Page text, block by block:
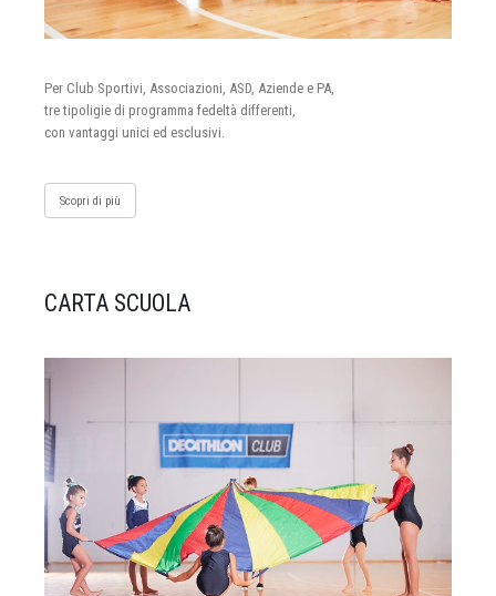
Per Club Sportivi, Associazioni, ASD, Aziende e PA,
tre tipoligie di programma fedeltà differenti,
con vantaggi unici ed esclusivi.
Scopri di più
CARTA SCUOLA